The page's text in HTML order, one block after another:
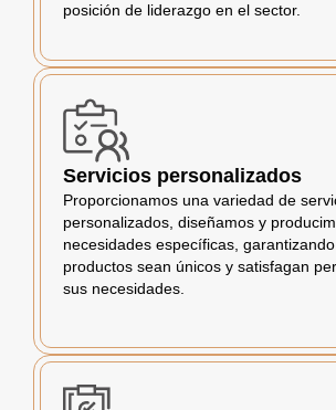
posición de liderazgo en el sector.
Servicios personalizados
Proporcionamos una variedad de
personalizados, diseñamos y
necesidades específicas,
productos sean únicos y satisfagan
sus necesidades.